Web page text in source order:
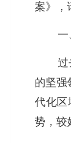
案》，
一
过
的坚强
代化区
势，较